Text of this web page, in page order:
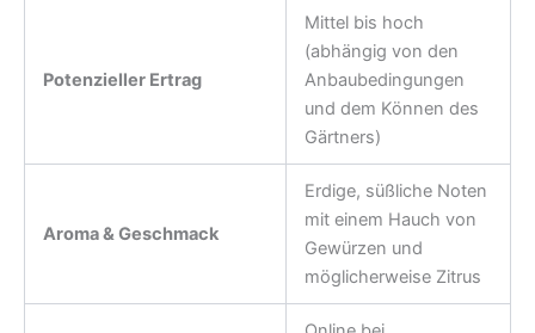
Potenzieller Ertrag
Mittel bis hoch
(abhängig von den
Anbaubedingungen
und dem Können des
Gärtners)
Aroma & Geschmack
Erdige, süßliche Noten
mit einem Hauch von
Gewürzen und
möglicherweise Zitrus